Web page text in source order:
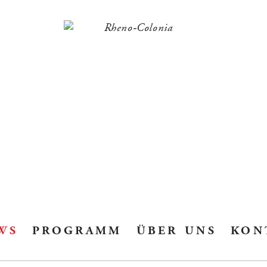
programm über uns